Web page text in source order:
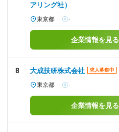
アリング社）
東京都 -
企業情報を見る
8 大成技研株式会社 求人募集中
東京都 -
企業情報を見る